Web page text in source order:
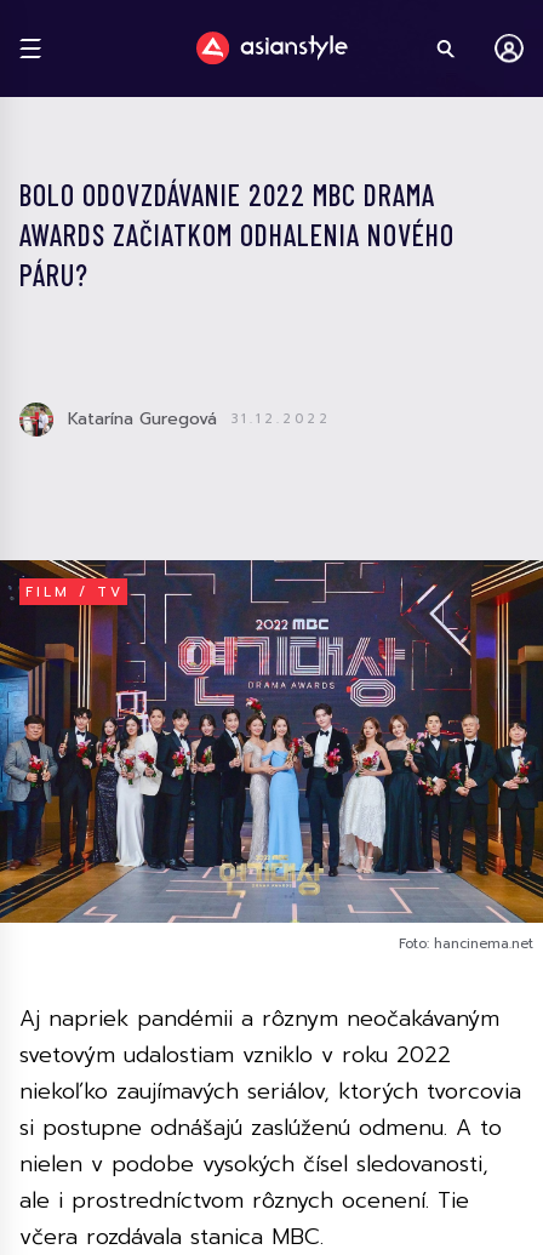
BOLO ODOVZDÁVANIE 2022 MBC DRAMA
AWARDS ZAČIATKOM ODHALENIA NOVÉHO
PÁRU?
Katarína Guregová 31.12.2022
FILM / TV
Foto: hancinema.net
Aj napriek pandémii a rôznym neočakávaným
svetovým udalostiam vzniklo v roku 2022
niekoľko zaujímavých seriálov, ktorých tvorcovia
si postupne odnášajú zaslúženú odmenu. A to
nielen v podobe vysokých čísel sledovanosti,
ale i prostredníctvom rôznych ocenení. Tie
včera rozdávala stanica MBC.